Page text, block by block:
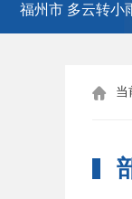
福州市 多云转小
 当